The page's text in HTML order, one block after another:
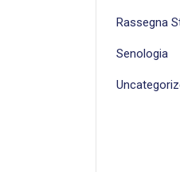
Rassegna
Senologia